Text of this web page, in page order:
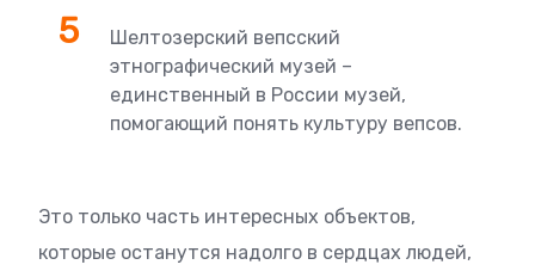
Шелтозерский вепсский
этнографический музей –
единственный в России музей,
помогающий понять культуру вепсов.
Это только часть интересных объектов,
которые останутся надолго в сердцах людей,